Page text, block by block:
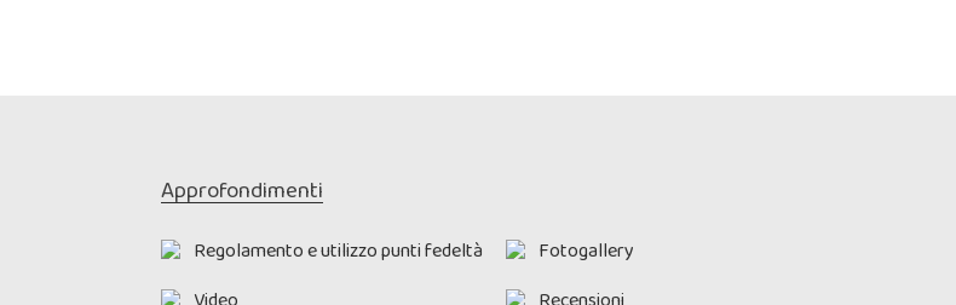
Approfondimenti
Regolamento e utilizzo punti fedeltà
Fotogallery